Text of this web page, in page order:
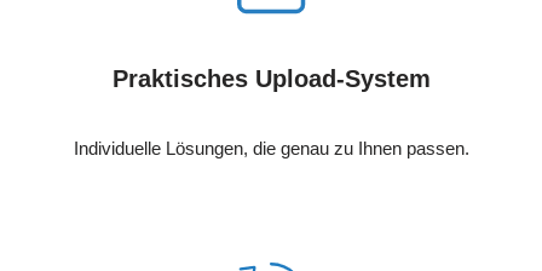
Praktisches Upload-System
Individuelle Lösungen, die genau zu Ihnen passen.